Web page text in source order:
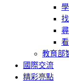
教育部
國際交流
精彩亮點